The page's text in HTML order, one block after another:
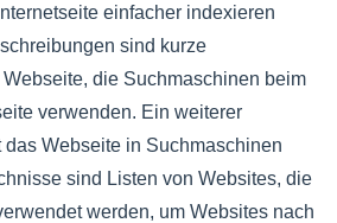
einfacher indexieren
sind kurze
die Suchmaschinen beim
verwenden. Ein weiterer
Webseite in Suchmaschinen
sind Listen von Websites, die
werden, um Websites nach